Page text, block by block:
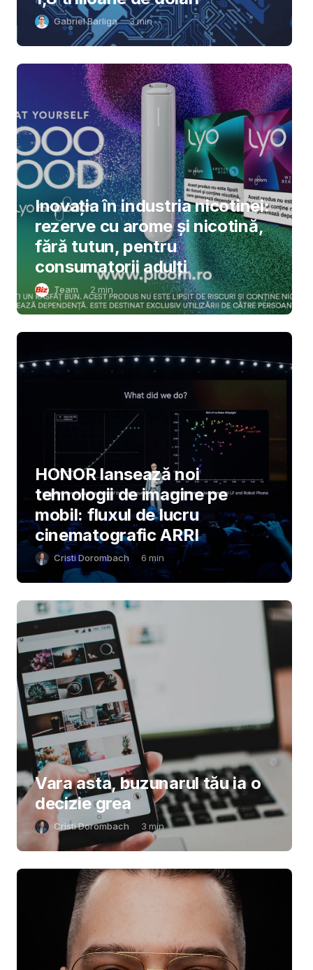
Gabriel Barliga 3min
Inovația în industria nicotinei:
rezerve cu arome și nicotină,
fără tutun, pentru
consumatorii adulți
Team 2 min
HONOR lansează noi
tehnologii de imagine pe
mobil: fluxul de lucru
cinematografic ARRI
Cristi Dorombach 6 min
Vara asta, buzunarul tău ia o
decizie grea
Cristi Dorombach 3 min